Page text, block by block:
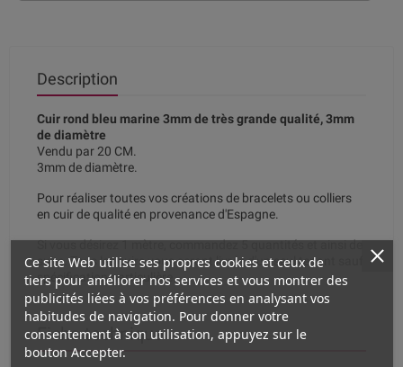
Description
Cuir rond bleu marine 3mm de très grande qualité, 3mm
de diamètre
Vendu par 20 CM.
3mm de diamètre.
Pour réaliser toutes vos créations de bracelets ou colliers
en cuir de qualité en provenance d'Espagne.
Si vous désirez 1 mètre, commandez 5 quantités et ainsi de
suite. Tous les cuirs vous seront livrés d'un seul tenant sauf
spécification particulière.
Fiche technique
Ce site Web utilise ses propres cookies et ceux de
tiers pour améliorer nos services et vous montrer des
publicités liées à vos préférences en analysant vos
habitudes de navigation. Pour donner votre
consentement à son utilisation, appuyez sur le
bouton Accepter.